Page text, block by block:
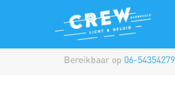
Bereikbaar op 06-54354279